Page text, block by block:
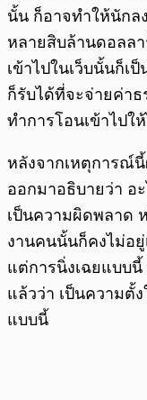
นั้น ก็อาจทำให้นักล
หลายสิบล้านดอลลา
เข้าไปในเว็บนั้นก็เ
ก็รับได้ที่จะจ่ายค่าธ
ทำการโอนเข้าไปใ
หลังจากเหตุการณ์
ออกมาอธิบายว่า อ
เป็นความผิดพลาด
งานคนนั้นก็คงไม่อ
แต่การนิ่งเฉยแบบ
แล้วว่า เป็นความตั้
แบบนี้